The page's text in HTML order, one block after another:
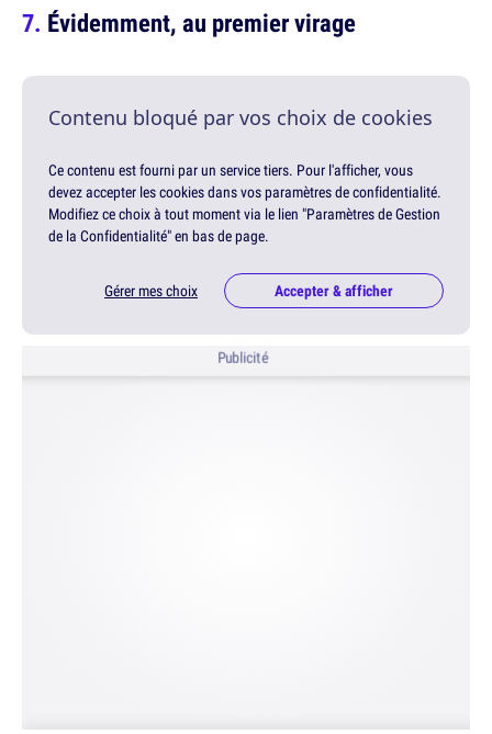
Évidemment, au premier virage
Contenu bloqué par vos choix de cookies
Ce contenu est fourni par un service tiers. Pour l'afficher, vous
devez accepter les cookies dans vos paramètres de confidentialité.
Modifiez ce choix à tout moment via le lien "Paramètres de Gestion
de la Confidentialité" en bas de page.
Gérer mes choix Accepter & afficher
Publicité